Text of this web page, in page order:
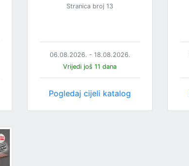
Stranica broj 13
06.08.2026. - 18.08.2026.
Vrijedi još 11 dana
Pogledaj cijeli katalog